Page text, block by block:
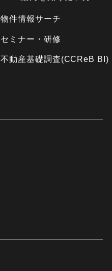
物件情報サーチ
セミナー・研修
不動産基礎調査(CCReB BI)